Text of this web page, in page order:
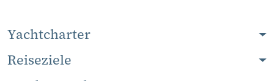
Yachtcharter
Reiseziele